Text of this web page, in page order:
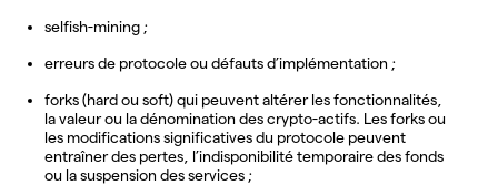
selfish-mining ;
erreurs de protocole ou défauts d’implémentation ;
forks (hard ou soft) qui peuvent altérer les fonctionnalités,
la valeur ou la dénomination des crypto-actifs. Les forks ou
les modifications significatives du protocole peuvent
entraîner des pertes, l’indisponibilité temporaire des fonds
ou la suspension des services ;